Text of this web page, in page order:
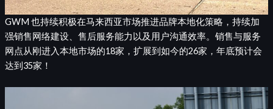
GWM 也持续积极在马来西亚市场推进品牌本地化策略，持续加
强销售网络建设、售后服务能力以及用户沟通效率。销售与服务
网点从刚进入本地市场的18家，扩展到如今的26家，年底预计会
达到35家！